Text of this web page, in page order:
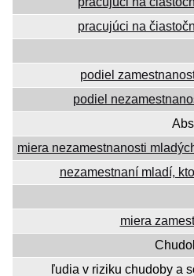
pracujúci na
podiel
podiel
miera nezamestnanosti
nezamestnaní mladí,
miera
ľudia v riziku chudoby a